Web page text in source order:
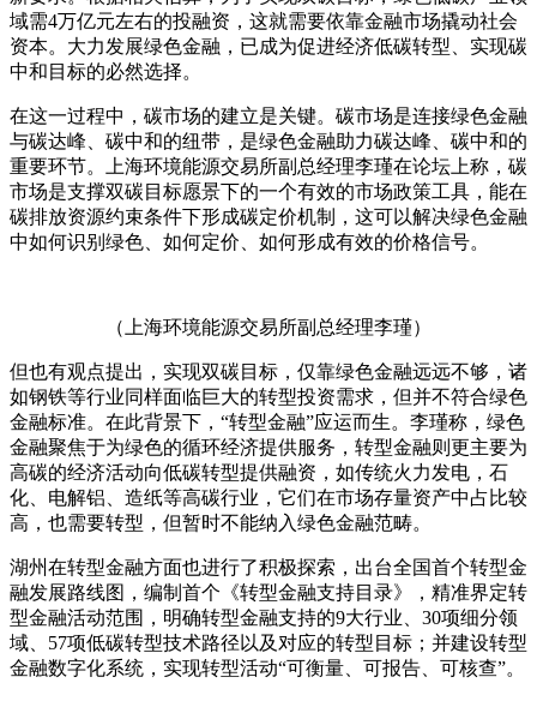
域需4万亿元左右的投融资，这就需要依靠金融市场撬动社会
资本。大力发展绿色金融，已成为促进经济低碳转型、实现碳
中和目标的必然选择。
在这一过程中，碳市场的建立是关键。碳市场是连接绿色金融
与碳达峰、碳中和的纽带，是绿色金融助力碳达峰、碳中和的
重要环节。上海环境能源交易所副总经理李瑾在论坛上称，碳
市场是支撑双碳目标愿景下的一个有效的市场政策工具，能在
碳排放资源约束条件下形成碳定价机制，这可以解决绿色金融
中如何识别绿色、如何定价、如何形成有效的价格信号。
（上海环境能源交易所副总经理李瑾）
但也有观点提出，实现双碳目标，仅靠绿色金融远远不够，诸
如钢铁等行业同样面临巨大的转型投资需求，但并不符合绿色
金融标准。在此背景下，“转型金融”应运而生。李瑾称，绿色
金融聚焦于为绿色的循环经济提供服务，转型金融则更主要为
高碳的经济活动向低碳转型提供融资，如传统火力发电，石
化、电解铝、造纸等高碳行业，它们在市场存量资产中占比较
高，也需要转型，但暂时不能纳入绿色金融范畴。
湖州在转型金融方面也进行了积极探索，出台全国首个转型金
融发展路线图，编制首个《转型金融支持目录》，精准界定转
型金融活动范围，明确转型金融支持的9大行业、30项细分领
域、57项低碳转型技术路径以及对应的转型目标；并建设转型
金融数字化系统，实现转型活动“可衡量、可报告、可核查”。